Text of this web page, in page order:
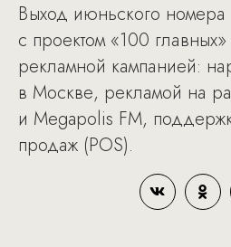
Выход июньского номера
с проектом «100
рекламной кампанией:
в Москве, рекламой на
и Megapolis FM,
продаж (POS).